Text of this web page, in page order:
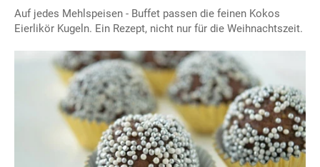
Auf jedes Mehlspeisen - Buffet passen die feinen Kokos
Eierlikör Kugeln. Ein Rezept, nicht nur für die Weihnachtszeit.